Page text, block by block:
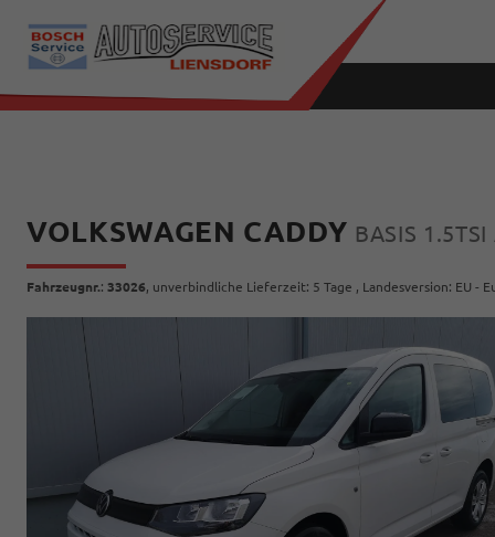
VOLKSWAGEN CADDY BASIS
Fahrzeugnr.: 33026, unverbindliche Lieferzeit: 5 Tage , Landesversion: EU -